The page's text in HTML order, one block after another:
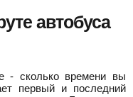
автобуса
- сколько времени вы
первый и последний